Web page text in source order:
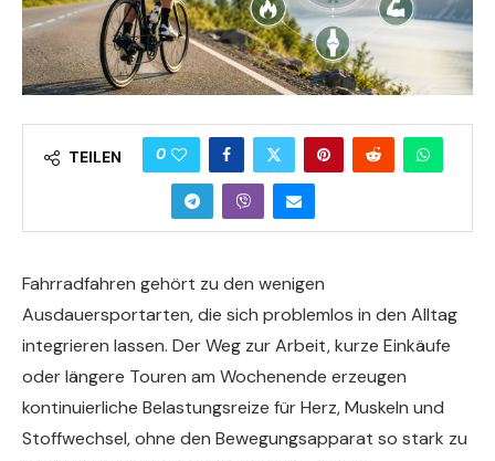
TEILEN 0
Fahrradfahren gehört zu den wenigen
Ausdauersportarten, die sich problemlos in den Alltag
integrieren lassen. Der Weg zur Arbeit, kurze Einkäufe
oder längere Touren am Wochenende erzeugen
kontinuierliche Belastungsreize für Herz, Muskeln und
Stoffwechsel, ohne den Bewegungsapparat so stark zu